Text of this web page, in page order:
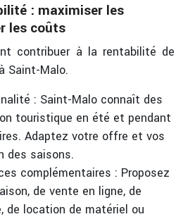
: maximiser les
les coûts
contribuer à la rentabilité de
Saint-Malo.
: Saint-Malo connaît des
touristique en été et pendant
Adaptez votre offre et vos
des saisons.
complémentaires : Proposez
de vente en ligne, de
de location de matériel ou